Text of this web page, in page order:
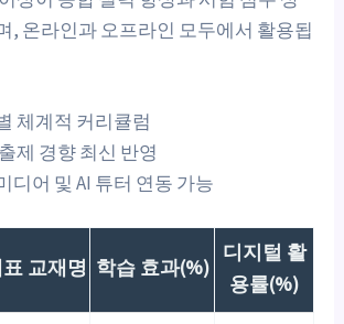
, 온라인과 오프라인 모두에서 활용됩
체계적 커리큘럼
제 경향 최신 반영
디어 및 AI 튜터 연동 가능
교재명 학습 효과(%)
디지털 활
용률(%)